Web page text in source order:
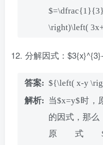
\right)\left(
分解因式：
${\left( x-y
当$x=y$时，
的因式，那么
原式